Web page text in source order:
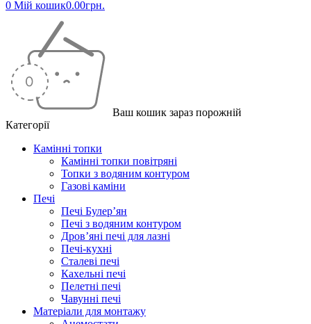
0 Мій кошик0.00грн.
Ваш кошик зараз порожній
Категорії
Камінні топки
Камінні топки повітряні
Топки з водяним контуром
Газові каміни
Печі
Печі Булер’ян
Печі з водяним контуром
Дров’яні печі для лазні
Печі-кухні
Сталеві печі
Кахельні печі
Пелетні печі
Чавунні печі
Матеріали для монтажу